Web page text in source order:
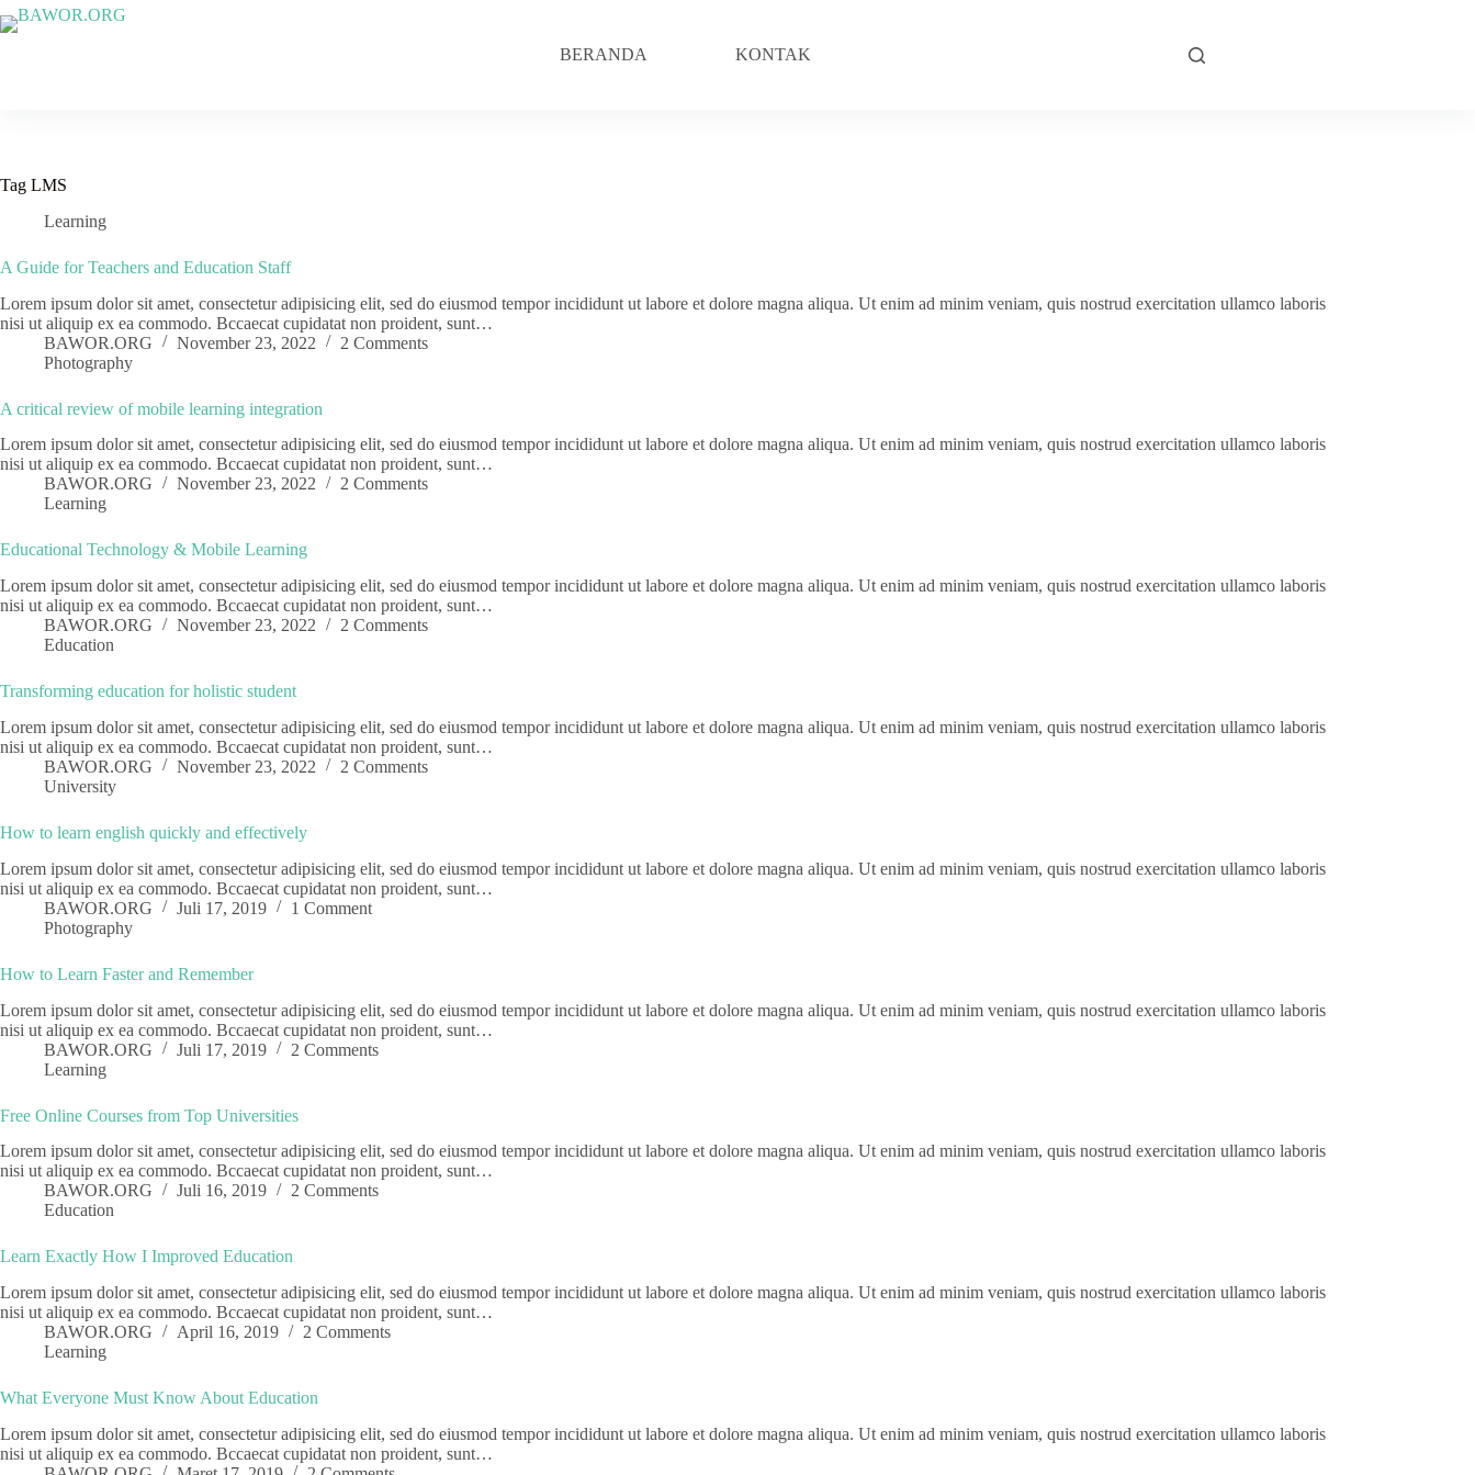
Skip
to
BERANDA KONTAK
Tag LMS
Learning
A Guide for Teachers and Education Staff
Lorem ipsum dolor sit amet, consectetur adipisicing elit, sed do eiusmod tempor incididunt ut labore et dolore magna aliqua. Ut enim ad minim veniam, quis nostrud exercitation ullamco laboris
nisi ut aliquip ex ea commodo. Bccaecat cupidatat non proident, sunt…
BAWOR.ORG
November 23, 2022
2 Comments
Photography
A critical review of mobile learning integration
Lorem ipsum dolor sit amet, consectetur adipisicing elit, sed do eiusmod tempor incididunt ut labore et dolore magna aliqua. Ut enim ad minim veniam, quis nostrud exercitation ullamco laboris
nisi ut aliquip ex ea commodo. Bccaecat cupidatat non proident, sunt…
BAWOR.ORG
November 23, 2022
2 Comments
Learning
Educational Technology & Mobile Learning
Lorem ipsum dolor sit amet, consectetur adipisicing elit, sed do eiusmod tempor incididunt ut labore et dolore magna aliqua. Ut enim ad minim veniam, quis nostrud exercitation ullamco laboris
nisi ut aliquip ex ea commodo. Bccaecat cupidatat non proident, sunt…
BAWOR.ORG
November 23, 2022
2 Comments
Education
Transforming education for holistic student
Lorem ipsum dolor sit amet, consectetur adipisicing elit, sed do eiusmod tempor incididunt ut labore et dolore magna aliqua. Ut enim ad minim veniam, quis nostrud exercitation ullamco laboris
nisi ut aliquip ex ea commodo. Bccaecat cupidatat non proident, sunt…
BAWOR.ORG
November 23, 2022
2 Comments
University
How to learn english quickly and effectively
Lorem ipsum dolor sit amet, consectetur adipisicing elit, sed do eiusmod tempor incididunt ut labore et dolore magna aliqua. Ut enim ad minim veniam, quis nostrud exercitation ullamco laboris
nisi ut aliquip ex ea commodo. Bccaecat cupidatat non proident, sunt…
BAWOR.ORG
Juli 17, 2019
1 Comment
Photography
How to Learn Faster and Remember
Lorem ipsum dolor sit amet, consectetur adipisicing elit, sed do eiusmod tempor incididunt ut labore et dolore magna aliqua. Ut enim ad minim veniam, quis nostrud exercitation ullamco laboris
nisi ut aliquip ex ea commodo. Bccaecat cupidatat non proident, sunt…
BAWOR.ORG
Juli 17, 2019
2 Comments
Learning
Free Online Courses from Top Universities
Lorem ipsum dolor sit amet, consectetur adipisicing elit, sed do eiusmod tempor incididunt ut labore et dolore magna aliqua. Ut enim ad minim veniam, quis nostrud exercitation ullamco laboris
nisi ut aliquip ex ea commodo. Bccaecat cupidatat non proident, sunt…
BAWOR.ORG
Juli 16, 2019
2 Comments
Education
Learn Exactly How I Improved Education
Lorem ipsum dolor sit amet, consectetur adipisicing elit, sed do eiusmod tempor incididunt ut labore et dolore magna aliqua. Ut enim ad minim veniam, quis nostrud exercitation ullamco laboris
nisi ut aliquip ex ea commodo. Bccaecat cupidatat non proident, sunt…
BAWOR.ORG
April 16, 2019
2 Comments
Learning
What Everyone Must Know About Education
Lorem ipsum dolor sit amet, consectetur adipisicing elit, sed do eiusmod tempor incididunt ut labore et dolore magna aliqua. Ut enim ad minim veniam, quis nostrud exercitation ullamco laboris
nisi ut aliquip ex ea commodo. Bccaecat cupidatat non proident, sunt…